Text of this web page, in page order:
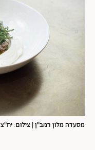
מסעדה מלון רמב"ן | צילום: יח"צ